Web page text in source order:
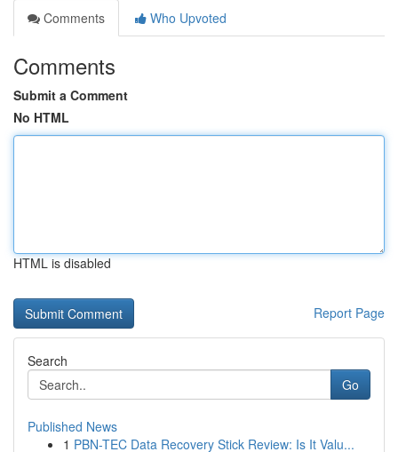
Comments
Who Upvoted
Comments
Submit a Comment
No HTML
HTML is disabled
Report Page
Search
Go
Published News
1 PBN-TEC Data Recovery Stick Review: Is It Valu...